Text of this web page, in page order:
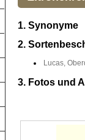
1. Synonyme
2.
Lucas,
3. Fotos und